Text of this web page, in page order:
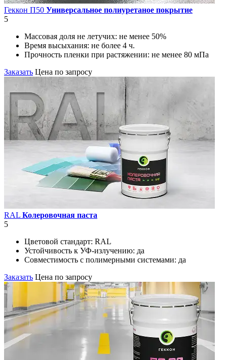
Геккон П50 Универсальное полиуретаное покрытие
5
Массовая доля не летучих: не менее 50%
Время высыхания: не более 4 ч.
Прочность пленки при растяжении: не менее 80 мПа
Заказать Цена по запросу
RAL Колеровочная паста
5
Цветовой стандарт: RAL
Устойчивость к УФ-излучению: да
Совместимость с полимерными системами: да
Заказать Цена по запросу